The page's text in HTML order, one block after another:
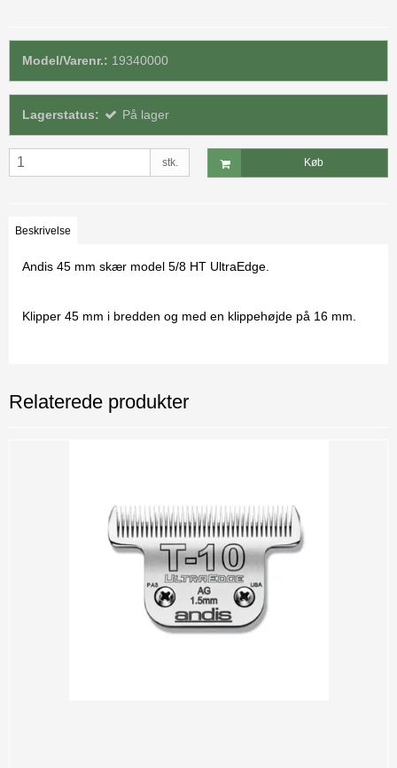
Model/Varenr.: 19340000
Lagerstatus: På lager
stk. Køb
Beskrivelse
Andis 45 mm skær model 5/8 HT UltraEdge.
Klipper 45 mm i bredden og med en klippehøjde på 16 mm.
Relaterede produkter